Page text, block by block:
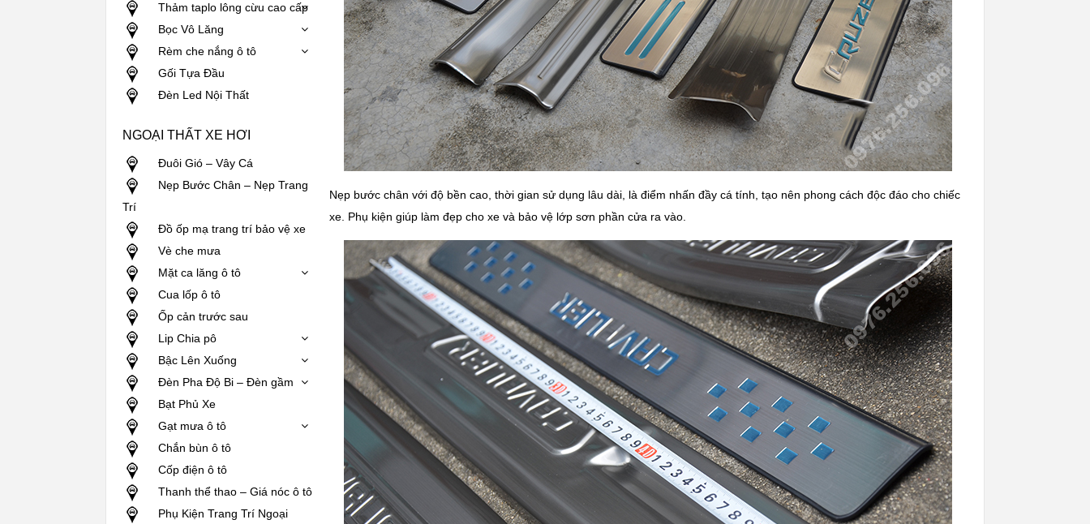
Nẹp bước chân với độ bền cao, thời gian sử dụng lâu dài, là điểm nhấn đầy cá tính, tạo nên phong cách độc đáo cho chiếc
xe. Phụ kiện giúp làm đẹp cho xe và bảo vệ lớp sơn phần cửa ra vào.
Thảm taplo lông cừu cao cấp
Bọc Vô Lăng
Rèm che nắng ô tô
Gối Tựa Đầu
Đèn Led Nội Thất
NGOẠI THẤT XE HƠI
Đuôi Gió – Vây Cá
Nẹp Bước Chân – Nẹp Trang
Trí
Đồ ốp mạ trang trí bảo vệ xe
Vè che mưa
Mặt ca lăng ô tô
Cua lốp ô tô
Ốp cản trước sau
Lip Chia pô
Bậc Lên Xuống
Đèn Pha Độ Bi – Đèn gầm
Bạt Phủ Xe
Gạt mưa ô tô
Chắn bùn ô tô
Cốp điện ô tô
Thanh thể thao – Giá nóc ô tô
Phụ Kiện Trang Trí Ngoại